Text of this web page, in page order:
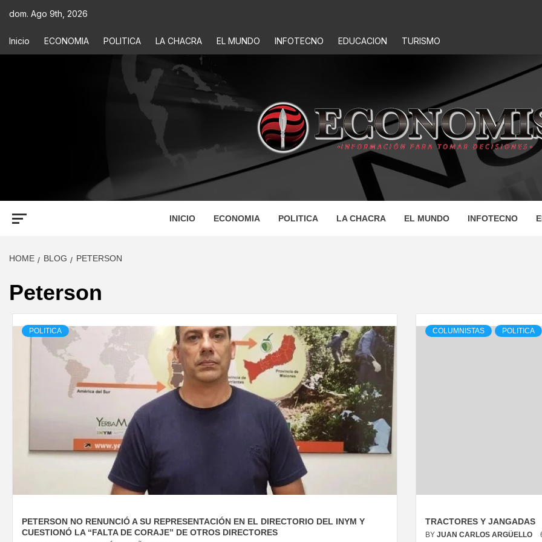
dom. Ago 9th, 2026
Inicio ECONOMIA POLITICA LA CHACRA EL MUNDO INFOTECNO EDUCACION TURISMO
ECONOMIS
INICIO ECONOMIA POLITICA LA CHACRA EL MUNDO INFOTECNO
HOME BLOG PETERSON
Peterson
POLITICA
PETERSON NO RENUNCIÓ A SU REPRESENTACIÓN EN EL DIRECTORIO DEL INYM Y
CUESTIONÓ LA “FALTA DE CORAJE” DE OTROS DIRECTORES
COLUMNISTAS POLITICA
TRACTORES Y JANGADAS
BY JUAN CARLOS ARGÜELLO